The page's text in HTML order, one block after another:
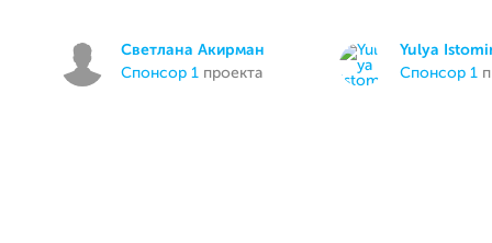
Светлана Акирман
спонсор 1 проекта
Yulya
спонсор 1